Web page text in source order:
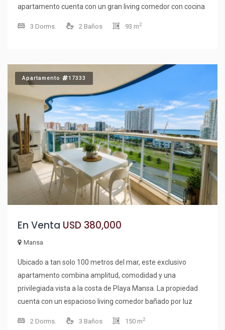
apartamento cuenta con un gran living comedor con cocina
Vestuarios, Sala de sauna y relax; Laundry ; Bussines center.
; Sala de video ; micro cine; Sala de juegos para niños y
adultos; Piscina cubierta: Piscina climatizada.: Solarium.;
Servicio de mucamas; 3 sky BBQ totalmente equipadas;
Cancha de tenis. Coordine su visita !!!
3 Dorms. 2 Baños 93 m2
Apartamento 17333
En Venta USD 380,000
Mansa
Ubicado a tan solo 100 metros del mar, este exclusivo
apartamento combina amplitud, comodidad y una
privilegiada vista a la costa de Playa Mansa. La propiedad
cuenta con un espacioso living comedor bañado por luz
2 Dorms. 3 Baños 150 m2